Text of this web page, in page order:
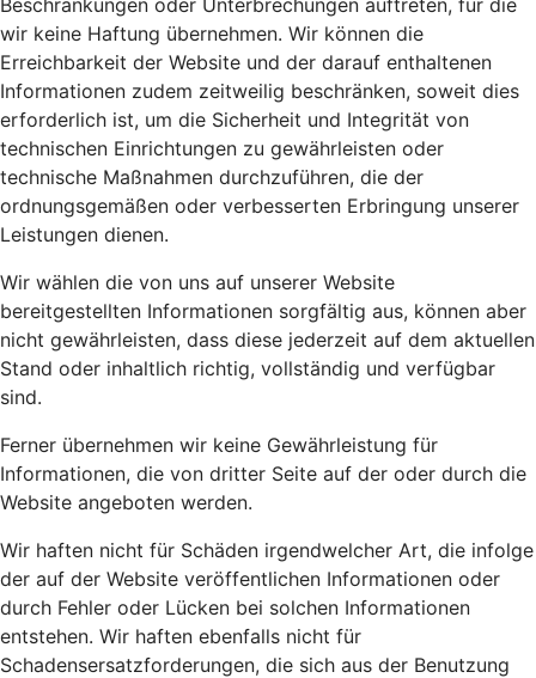
Beschränkungen oder Unterbrechungen auftreten, für die
wir keine Haftung übernehmen. Wir können die
Erreichbarkeit der Website und der darauf enthaltenen
Informationen zudem zeitweilig beschränken, soweit dies
erforderlich ist, um die Sicherheit und Integrität von
technischen Einrichtungen zu gewährleisten oder
technische Maßnahmen durchzuführen, die der
ordnungsgemäßen oder verbesserten Erbringung unserer
Leistungen dienen.
Wir wählen die von uns auf unserer Website
bereitgestellten Informationen sorgfältig aus, können aber
nicht gewährleisten, dass diese jederzeit auf dem aktuellen
Stand oder inhaltlich richtig, vollständig und verfügbar
sind.
Ferner übernehmen wir keine Gewährleistung für
Informationen, die von dritter Seite auf der oder durch die
Website angeboten werden.
Wir haften nicht für Schäden irgendwelcher Art, die infolge
der auf der Website veröffentlichen Informationen oder
durch Fehler oder Lücken bei solchen Informationen
entstehen. Wir haften ebenfalls nicht für
Schadensersatzforderungen, die sich aus der Benutzung